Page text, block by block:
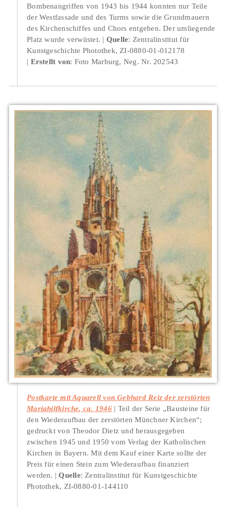
Bombenangriffen von 1943 bis 1944 konnten nur Teile
der Westfassade und des Turms sowie die Grundmauern
des Kirchenschiffes und Chors entgehen. Der umliegende
Platz wurde verwüstet.
Quelle: Zentralinstitut für
Kunstgeschichte Photothek, ZI-0880-01-012178
Erstellt von: Foto Marburg, Neg. Nr. 202543
Postkarte mit Aquarell von Gebhard Reiz der zerstörten
Mariahilfkirche, ca. 1946
Teil der Serie „Bausteine für
den Wiederaufbau der zerstörten Münchner Kirchen“;
gedruckt von Theodor Dietz und herausgegeben
zwischen 1945 und 1950 vom Verlag der Katholischen
Kirchen in Bayern. Mit dem Kauf einer Karte sollte der
Preis für einen Stein zum Wiederaufbau finanziert
werden.
Quelle: Zentralinstitut für Kunstgeschichte
Photothek, ZI-0880-01-144110